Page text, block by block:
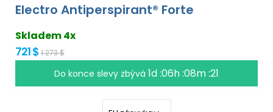
Electro Antiperspirant® Forte
Skladem 4x
721 $ 1 273 $
Do konce slevy zbývá 1d :06h :08m :21